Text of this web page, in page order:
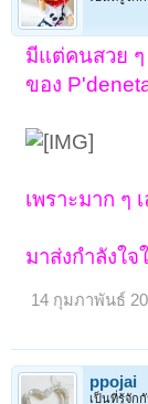
มีแต่คนสวย ๆ
ของ
เพราะมาก ๆ
มาส่งกำลังใ
14 กุมภาพันธ์
ppojai
เป็นที่รู้จัก